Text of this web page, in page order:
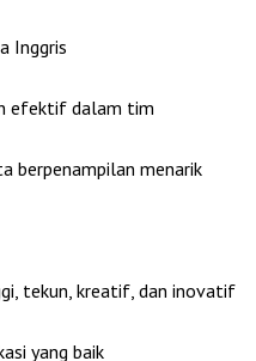
Inggris
efektif dalam tim
berpenampilan menarik
tekun, kreatif, dan inovatif
yang baik